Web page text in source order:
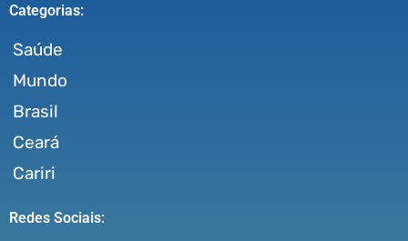
Categorias:
Saúde
Mundo
Brasil
Ceará
Cariri
Redes Sociais: